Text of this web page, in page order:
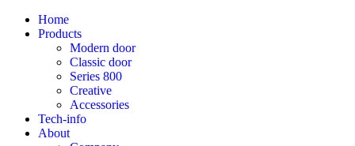
Home
Products
Modern door
Classic door
Series 800
Creative
Accessories
Tech-info
About